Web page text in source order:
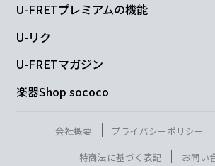
U-FRETプレミアムの機能
U-リク
U-FRETマガジン
楽器Shop sococo
会社概要 プライバシーポリシー
特商法に基づく表記
お問い